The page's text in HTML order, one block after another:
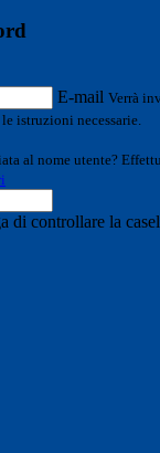
E-mail Verrà
istruzioni necessarie.
al nome utente?
di controllare la